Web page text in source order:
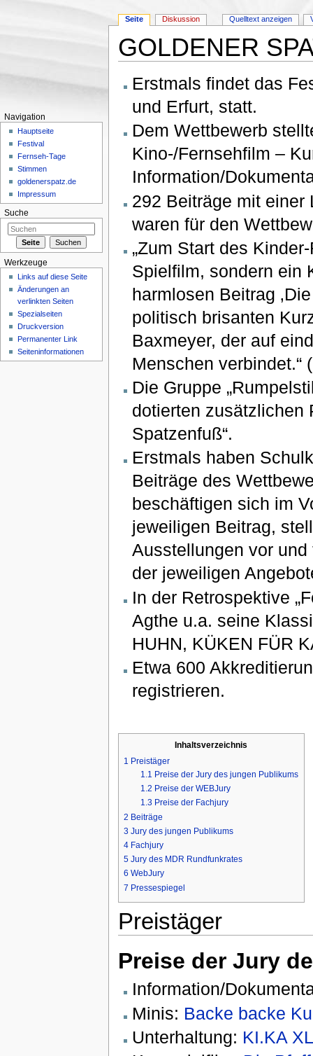
GOLDENER
Erstmals findet das
und Erfurt, statt.
Dem Wettbewerb
Kino-/Fernsehfilm –
Information/
292 Beiträge mit einer
waren für den
„Zum Start des
Spielfilm, sondern ein
harmlosen Beitrag
politisch brisanten
Baxmeyer, der auf
Menschen verbindet.“
Die Gruppe
dotierten zusätzlichen
Spatzenfuß“.
Erstmals haben
Beiträge des
beschäftigen sich im
jeweiligen Beitrag,
Ausstellungen vor
der jeweiligen
In der Retrospektive
Agthe u.a. seine
HUHN, KÜKEN FÜR
Etwa 600
registrieren.
Inhaltsverzeichnis
1 Preistäger
1.1 Preise der Jury des jungen Publikums
1.2 Preise der WEBJury
1.3 Preise der Fachjury
2 Beiträge
3 Jury des jungen Publikums
4 Fachjury
5 Jury des MDR Rundfunkrates
6 WebJury
7 Pressespiegel
Preistäger
Preise der Jury
Information/
Minis: Backe backe
Unterhaltung: KI.KA XL
Seite Diskussion Quelltext anzeigen
Navigation
Hauptseite
Festival
Fernseh-Tage
Stimmen
goldenerspatz.de
Impressum
Suche
Werkzeuge
Links auf diese Seite
Änderungen an
verlinkten Seiten
Spezialseiten
Druckversion
Permanenter Link
Seiten­informationen